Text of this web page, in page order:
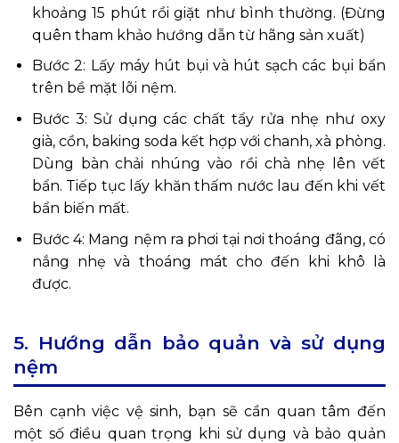
khoảng 15 phút rồi giặt như bình thường. (Đừng
quên tham khảo hướng dẫn từ hãng sản xuất)
Bước 2: Lấy máy hút bụi và hút sạch các bụi bẩn
trên bề mặt lõi nệm.
Bước 3: Sử dụng các chất tẩy rửa nhẹ như oxy
già, cồn, baking soda kết hợp với chanh, xà phòng.
Dùng bàn chải nhúng vào rồi chà nhẹ lên vết
bẩn. Tiếp tục lấy khăn thấm nước lau đến khi vết
bẩn biến mất.
Bước 4: Mang nệm ra phơi tại nơi thoáng đãng, có
nắng nhẹ và thoáng mát cho đến khi khô là
được.
5. Hướng dẫn bảo quản và sử dụng
nệm
Bên cạnh việc vệ sinh, bạn sẽ cần quan tâm đến
một số điều quan trọng khi sử dụng và bảo quản